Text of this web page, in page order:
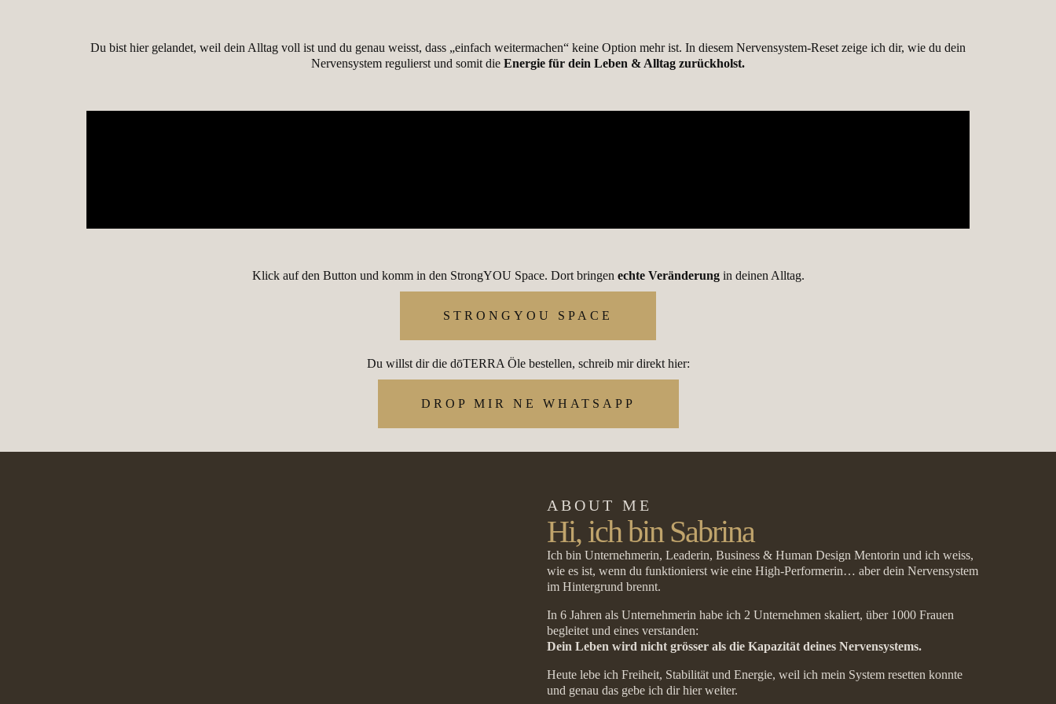
Du bist hier gelandet, weil dein Alltag voll ist und du genau weisst, dass „einfach weitermachen“ keine Option mehr ist. In diesem Nervensystem-Reset zeige ich dir, wie du dein
Nervensystem regulierst und somit die Energie für dein Leben & Alltag zurückholst.
Klick auf den Button und komm in den StrongYOU Space. Dort bringen echte Veränderungin deinen Alltag.
STRONGYOU SPACE
Du willst dir die dōTERRA Öle bestellen, schreib mir direkt hier:
DROP MIR NE WHATSAPP
ABOUT ME
Hi, ich bin Sabrina
Ich bin Unternehmerin, Leaderin, Business & Human Design Mentorin und ich weiss,
wie es ist, wenn du funktionierst wie eine High-Performerin… aber dein Nervensystem
im Hintergrund brennt.
In 6 Jahren als Unternehmerin habe ich 2 Unternehmen skaliert, über 1000 Frauen
begleitet und eines verstanden:
Dein Leben wird nicht grösser als die Kapazität deines Nervensystems.
Heute lebe ich Freiheit, Stabilität und Energie, weil ich mein System resetten konnte
und genau das gebe ich dir hier weiter.